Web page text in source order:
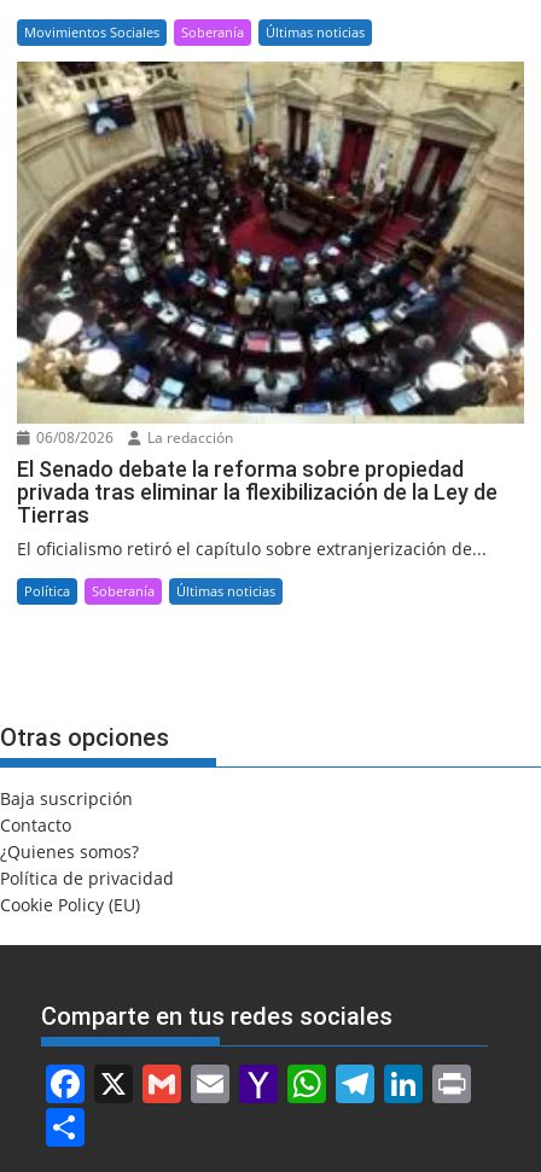
Movimientos Sociales Soberanía Últimas noticias
06/08/2026 La redacción
El Senado debate la reforma sobre propiedad
privada tras eliminar la flexibilización de la Ley de
Tierras
El oficialismo retiró el capítulo sobre extranjerización de...
Política Soberanía Últimas noticias
Otras opciones
Baja suscripción
Contacto
¿Quienes somos?
Política de privacidad
Cookie Policy (EU)
Comparte en tus redes sociales
F X G E Y W T Li